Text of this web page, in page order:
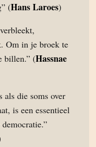
(Hans Laroes)
Om in je broek te
billen.” (Hassnae
als die soms over
is een essentieel